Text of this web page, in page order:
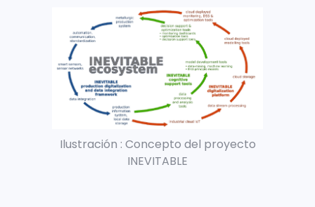
Ilustración : Concepto del proyecto
INEVITABLE